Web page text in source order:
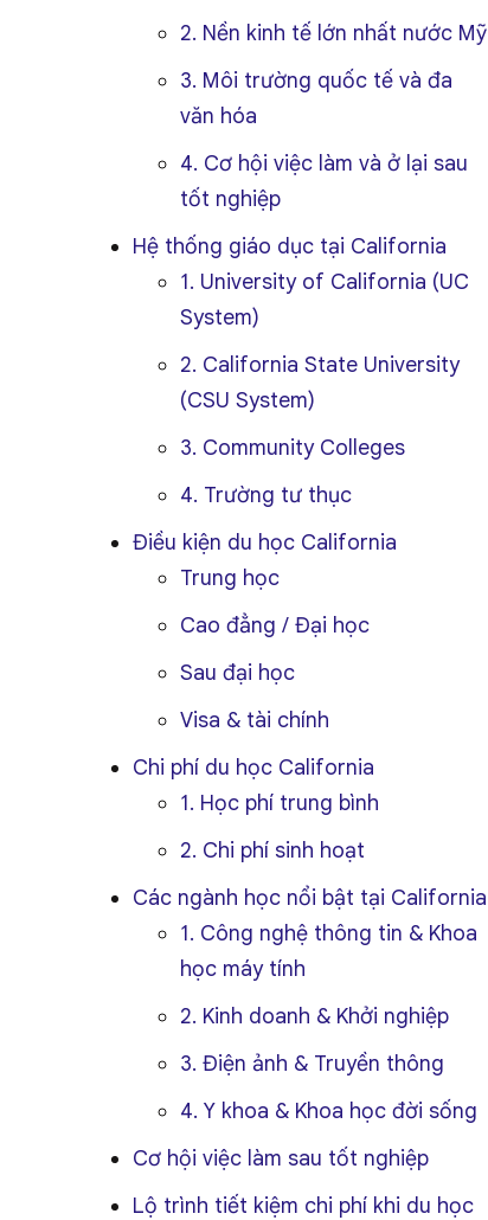
2. Nền kinh tế lớn nhất nước Mỹ
3. Môi trường quốc tế và đa
văn hóa
4. Cơ hội việc làm và ở lại sau
tốt nghiệp
Hệ thống giáo dục tại California
1. University of California (UC
System)
2. California State University
(CSU System)
3. Community Colleges
4. Trường tư thục
Điều kiện du học California
Trung học
Cao đẳng / Đại học
Sau đại học
Visa & tài chính
Chi phí du học California
1. Học phí trung bình
2. Chi phí sinh hoạt
Các ngành học nổi bật tại California
1. Công nghệ thông tin & Khoa
học máy tính
2. Kinh doanh & Khởi nghiệp
3. Điện ảnh & Truyền thông
4. Y khoa & Khoa học đời sống
Cơ hội việc làm sau tốt nghiệp
Lộ trình tiết kiệm chi phí khi du học